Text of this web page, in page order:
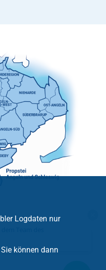
Logdaten nur
können dann